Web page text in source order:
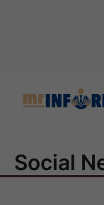
Social